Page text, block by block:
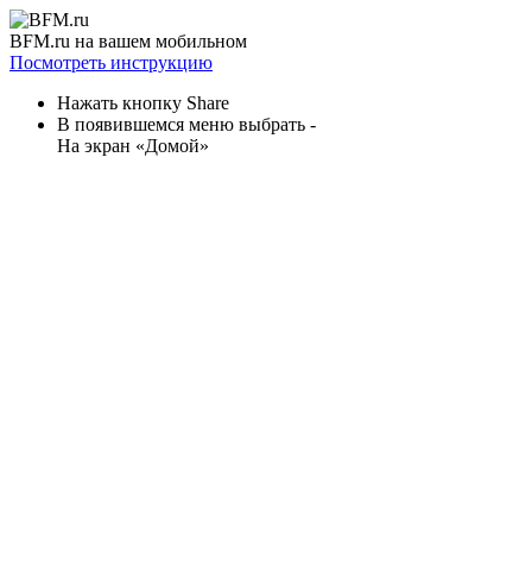
BFM.ru на вашем мобильном
Посмотреть инструкцию
Нажать кнопку Share
В появившемся меню выбрать -
На экран «Домой»